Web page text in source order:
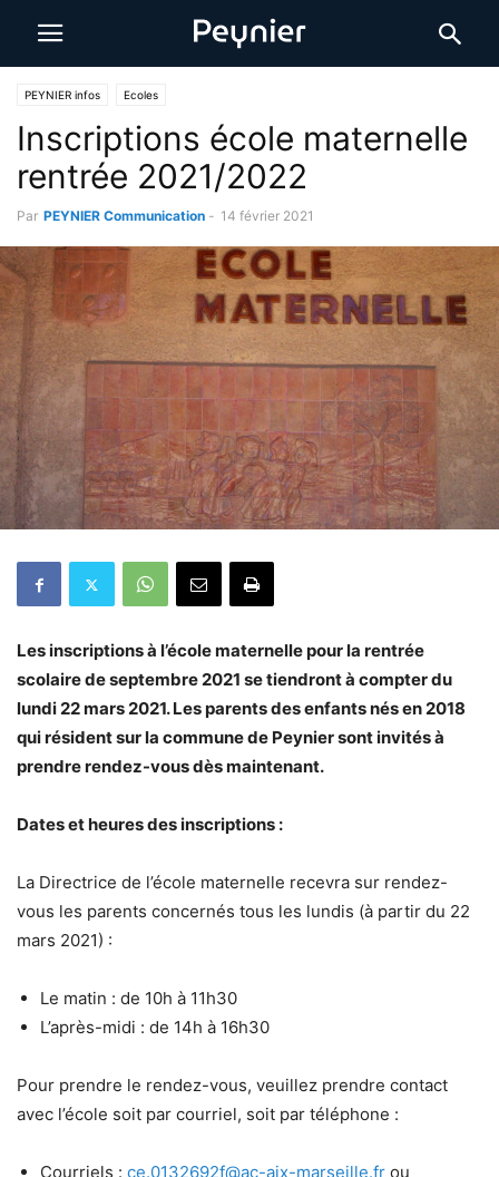
PEYNIER infos Ecoles
Inscriptions école maternelle
rentrée 2021/2022
Par PEYNIER Communication - 14 février 2021
Les inscriptions à l’école maternelle pour la rentrée
scolaire de septembre 2021 se tiendront à compter du
lundi 22 mars 2021. Les parents des enfants nés en 2018
qui résident sur la commune de Peynier sont invités à
prendre rendez-vous dès maintenant.
Dates et heures des inscriptions :
La Directrice de l’école maternelle recevra sur rendez-
vous les parents concernés tous les lundis (à partir du 22
mars 2021) :
Le matin : de 10h à 11h30
L’après-midi : de 14h à 16h30
Pour prendre le rendez-vous, veuillez prendre contact
avec l’école soit par courriel, soit par téléphone :
Courriels : ce.0132692f@ac-aix-marseille.fr ou